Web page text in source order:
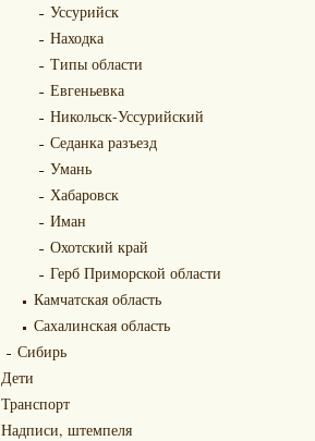
Уссурийск
Находка
Типы области
Евгеньевка
Никольск-Уссурийский
Седанка разъезд
Умань
Хабаровск
Иман
Охотский край
Герб Приморской области
Камчатская область
Сахалинская область
Сибирь
Дети
Транспорт
Надписи, штемпеля